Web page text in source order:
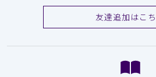
友達追加はこ